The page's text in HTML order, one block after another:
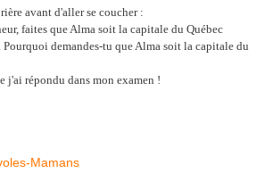
avant d'aller se coucher :
faites que Alma soit la capitale du Québec
demandes-tu que Alma soit la capitale du
j'ai répondu dans mon examen !
Mamans